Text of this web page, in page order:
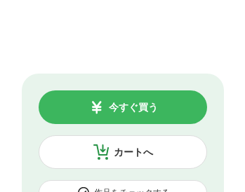
カートへ
今すぐ買う